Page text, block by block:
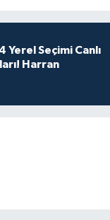
Yerel Seçimi Canlı
Harran